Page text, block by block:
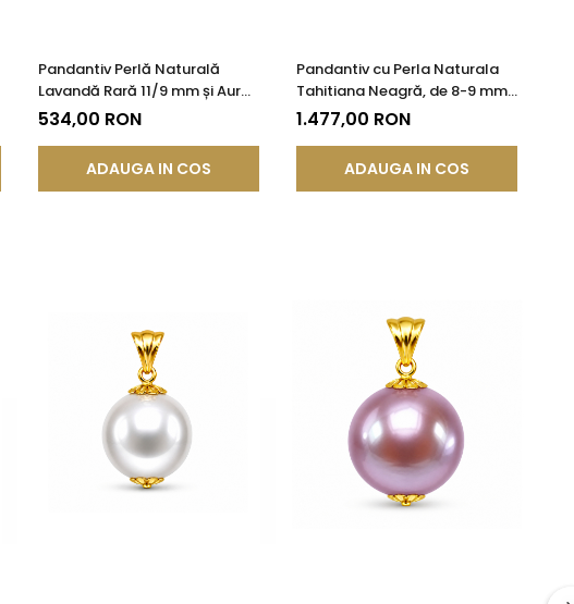
Pandantiv Perlă Naturală
Lavandă Rară 11/9 mm și Aur
Galben 14K (aur 585) |
534,00 RON
ADAUGA IN COS
Pandantiv cu Perla Naturala
Tahitiana Neagră, de 8-9 mm
si Aur de 14k
1.477,00 RON
ADAUGA IN COS